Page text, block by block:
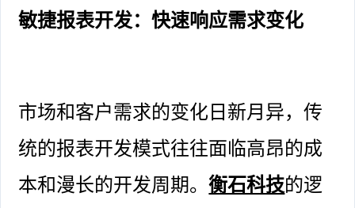
敏捷报表开发：快速响应需求变化
市场和客户需求的变化日新月异，传
统的报表开发模式往往面临高昂的成
本和漫长的开发周期。衡石科技的逻